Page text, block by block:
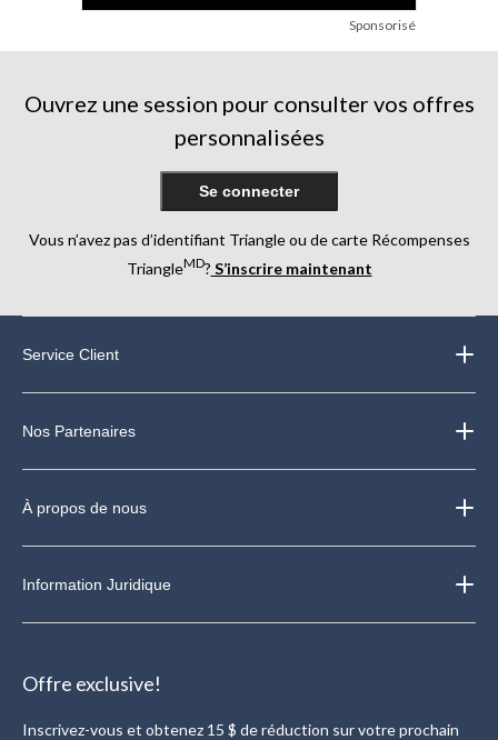
Sponsorisé
Ouvrez une session pour consulter vos offres
personnalisées
Se connecter
Vous n’avez pas d’identifiant Triangle ou de carte Récompenses
TriangleMD? S’inscrire maintenant
Service Client
Nos Partenaires
À propos de nous
Information Juridique
Offre exclusive!
Inscrivez-vous et obtenez 15 $ de réduction sur votre prochain